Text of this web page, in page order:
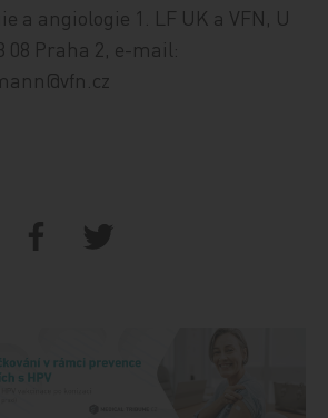
a angiologie 1. LF UK a VFN, U
08 Praha 2, e-mail: